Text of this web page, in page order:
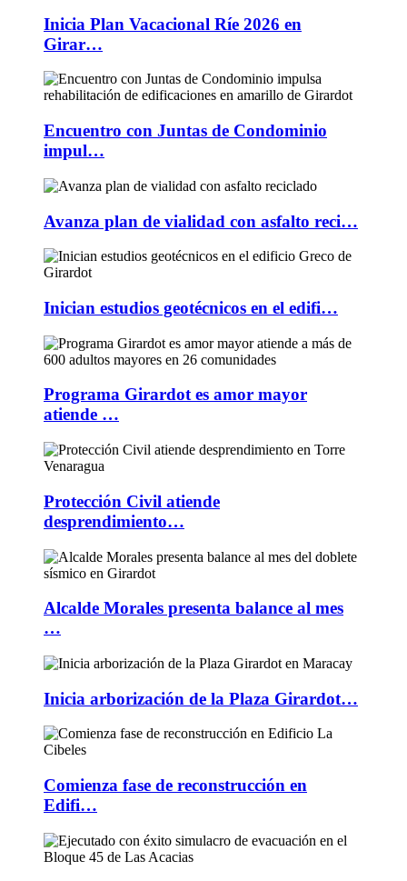
Inicia Plan Vacacional Ríe 2026 en
Girar…
Encuentro con Juntas de Condominio
impul…
Avanza plan de vialidad con asfalto reci…
Inician estudios geotécnicos en el edifi…
Programa Girardot es amor mayor
atiende …
Protección Civil atiende
desprendimiento…
Alcalde Morales presenta balance al mes
…
Inicia arborización de la Plaza Girardot…
Comienza fase de reconstrucción en
Edifi…